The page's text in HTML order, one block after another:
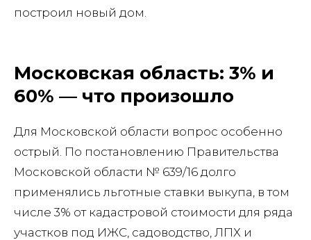
построил новый дом.
Московская область: 3% и
60% — что произошло
Для Московской области вопрос особенно
острый. По постановлению Правительства
Московской области № 639/16 долго
применялись льготные ставки выкупа, в том
числе 3% от кадастровой стоимости для ряда
участков под ИЖС, садоводство, ЛПХ и